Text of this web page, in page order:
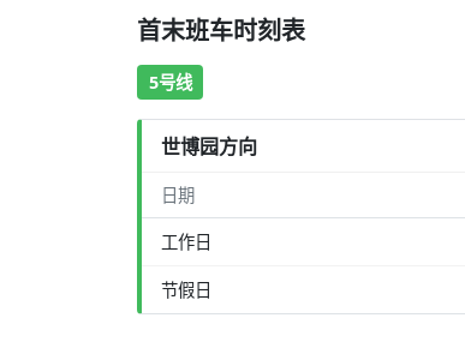
首末班车时刻表
5号线
世博园方向
日期
工作日
节假日